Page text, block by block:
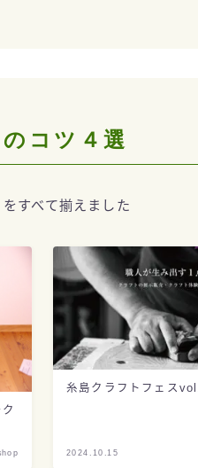
コツ４選
すべて揃えました
糸島クラフトフェス
2024.10.15